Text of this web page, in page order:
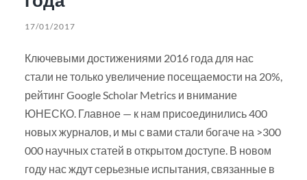
17/01/2017
Ключевыми достижениями 2016 года для нас
стали не только увеличение посещаемости на 20%,
рейтинг Google Scholar Metrics и внимание
ЮНЕСКО. Главное — к нам присоединились 400
новых журналов, и мы с вами стали богаче на >300
000 научных статей в открытом доступе. В новом
году нас ждут серьезные испытания, связанные в